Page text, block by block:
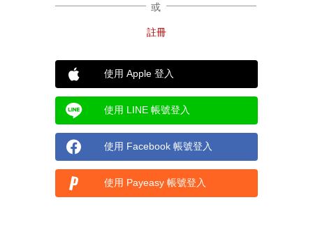
或
使用 Apple 登入
使用 LINE 帳號登入
使用 Facebook 帳號登入
使用 Payeasy 帳號登入